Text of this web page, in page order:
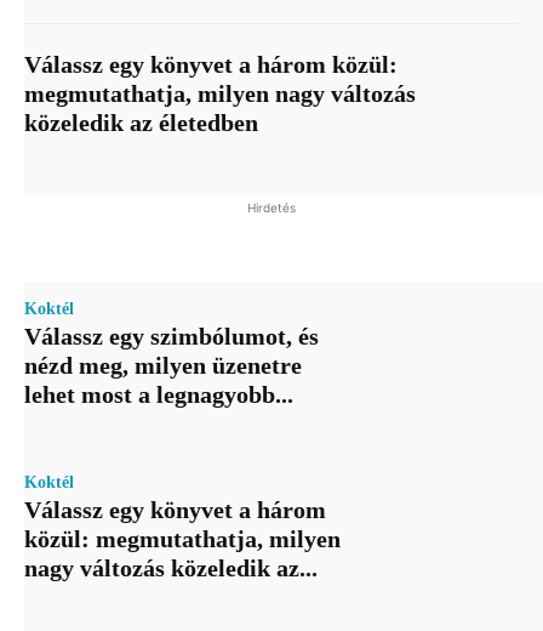
Válassz egy könyvet a három közül:
megmutathatja, milyen nagy változás
közeledik az életedben
Hirdetés
Koktél
Válassz egy szimbólumot, és
nézd meg, milyen üzenetre
lehet most a legnagyobb...
Koktél
Válassz egy könyvet a három
közül: megmutathatja, milyen
nagy változás közeledik az...